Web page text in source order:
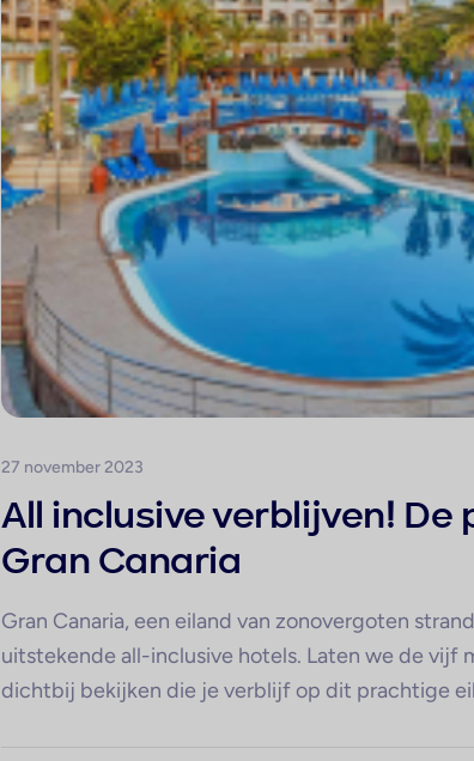
27 november 2023
All inclusive verblijven!
Gran Canaria
Gran Canaria, een eiland van zonovergoten
uitstekende all-inclusive hotels. Laten we de vijf
dichtbij bekijken die je verblijf op dit prachtige